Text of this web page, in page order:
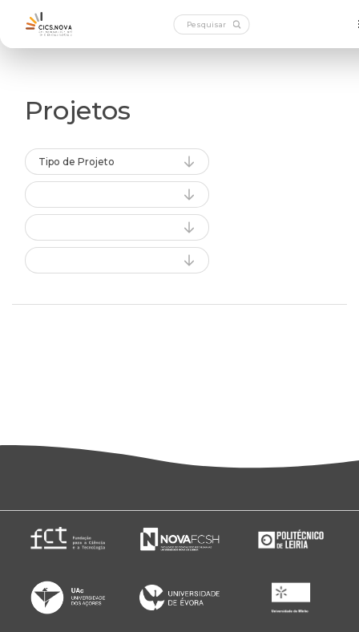
Projetos
Tipo de Projeto